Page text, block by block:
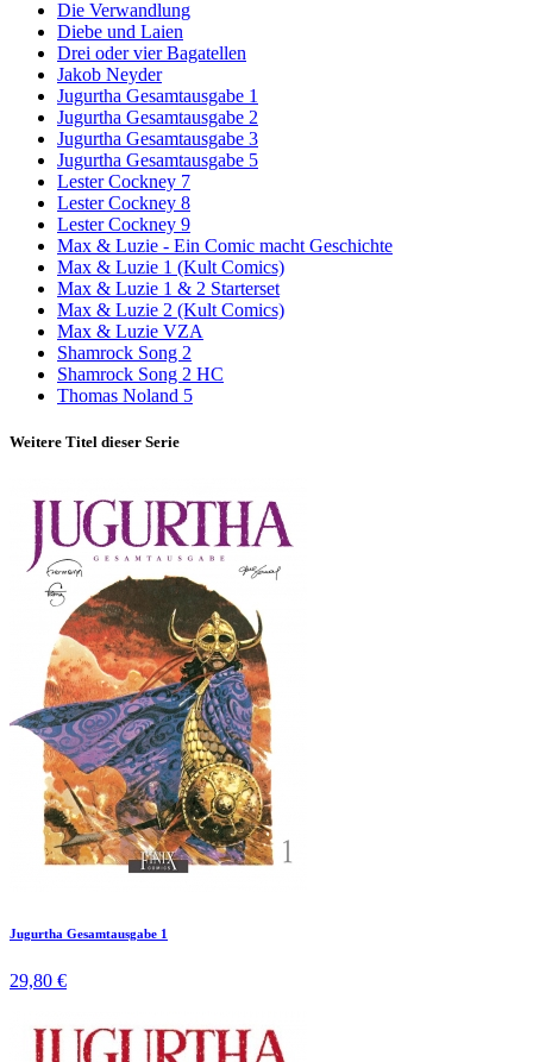
Die Verwandlung
Diebe und Laien
Drei oder vier Bagatellen
Jakob Neyder
Jugurtha Gesamtausgabe 1
Jugurtha Gesamtausgabe 2
Jugurtha Gesamtausgabe 3
Jugurtha Gesamtausgabe 5
Lester Cockney 7
Lester Cockney 8
Lester Cockney 9
Max & Luzie - Ein Comic macht Geschichte
Max & Luzie 1 (Kult Comics)
Max & Luzie 1 & 2 Starterset
Max & Luzie 2 (Kult Comics)
Max & Luzie VZA
Shamrock Song 2
Shamrock Song 2 HC
Thomas Noland 5
Weitere Titel dieser Serie
Jugurtha Gesamtausgabe 1
29,80 €